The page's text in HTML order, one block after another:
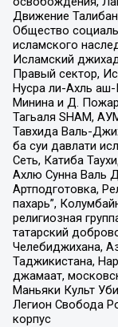
Движение
Общество
исламского
Исламский
Правый сектор,
Нусра ли-Ахль
Минина и Д.
Тагьаля SHAM,
Тавхида Валь-
ба суи давлати
Сеть, Катиба
Ахлю Сунна Валь
Артподготовка,
пахарь”,
религиозная
татарский
Челебиджихана,
Таджикистана,
джамаат,
Маньяки Культ
Легион Свобода
корпус